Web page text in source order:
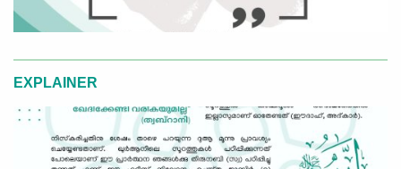
EXPLAINER